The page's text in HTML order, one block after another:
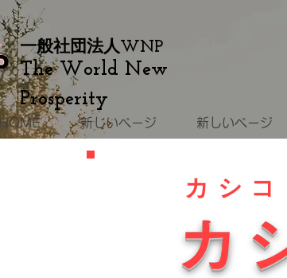
The World New
Prosperity
一般社団法人 WNP
HOME 新しいページ 新しいページ
カシ
カ